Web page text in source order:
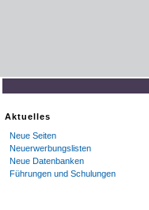
Aktuelles
Neue Seiten
Neuerwerbungslisten
Neue Datenbanken
Führungen und Schulungen